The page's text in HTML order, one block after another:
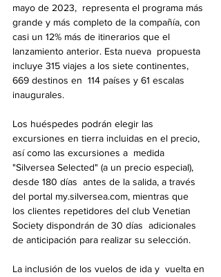
mayo de 2023,  representa el programa más
grande y más completo de la compañía, con
casi un 12% más de itinerarios que el
lanzamiento anterior. Esta nueva  propuesta
incluye 315 viajes a los siete continentes,
669 destinos en  114 países y 61 escalas
inaugurales.
Los huéspedes podrán elegir las
excursiones en tierra incluidas en el precio,
así como las excursiones a  medida
"Silversea Selected" (a un precio especial),
desde 180 días  antes de la salida, a través
del portal my.silversea.com, mientras que
los clientes repetidores del club Venetian
Society dispondrán de 30 días  adicionales
de anticipación para realizar su selección.
La inclusión de los vuelos de ida y  vuelta en